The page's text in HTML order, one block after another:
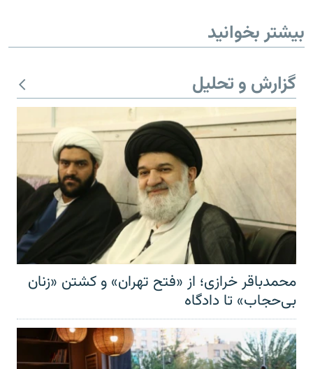
بیشتر بخوانید
گزارش و تحلیل
محمدباقر خرازی؛ از «فتح تهران» و کشتن «زنان
بی‌حجاب» تا دادگاه